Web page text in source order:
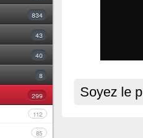
834
43
40
8
299
112
85
Soyez le